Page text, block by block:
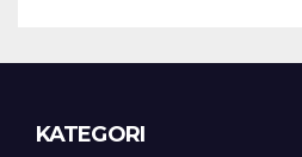
KATEGORI